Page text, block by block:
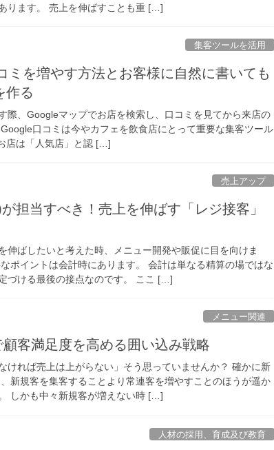
ります。 売上を伸ばすことも重 […]
集客ツールを活用
ミを増やす方法とお客様に自然に書いても
作る
際、Googleマップでお店を検索し、口コミを見てから来店の
口コミは今やカフェを飲食店にとって重要な集客ツール
店は「人気店」と認 […]
売上アップ
担当すべき！売上を伸ばす「レジ接客」
伸ばしたいと考えた時、メニュー開発や販促に目を向けま
ポイントは会計時にあります。 会計は単なる精算の場ではな
づける最後の接点なのです。 ここ […]
メニュー関連
客満足度を高める囲い込み戦略
ければ売上は上がらない」そう思っていませんか？ 確かに新
新規客を集客することより常連客を増やすことのほうが遥か
しかも中々新規客が増えない時 […]
人材の採用、育成及び教育